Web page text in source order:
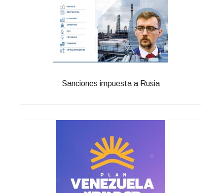
Sanciones impuesta a Rusia